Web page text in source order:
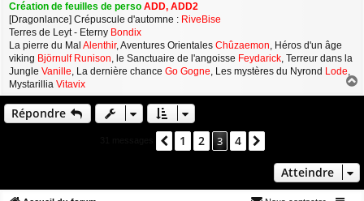
e
Création de feuilles de perso ADD, ADD2
[Dragonlance] Crépuscule d'automne : RiveBise
Terres de Leyt - Eterny Bondix
La pierre du Mal Alenthir, Aventures Orientales Chûzaemon, Héros d'un âge
viking Björnulf Runison, le Sanctuaire de l'angoisse Feydarick, Terreur dans la
Jungle Vanille, La dernière chance Go Gogne, Les mystères du Nyrond Lode,
Mystarillia Vitavix
a
Répondre
Précédent
1 2 3 4
Atteindre